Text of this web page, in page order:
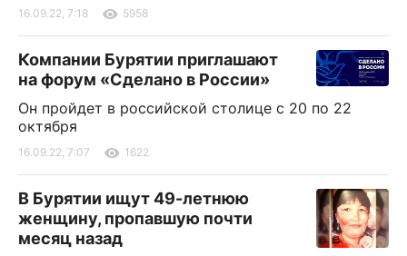
16.09.22, 7:18 5958
Компании Бурятии приглашают
на форум «Сделано в России»
Он пройдет в российской столице с 20 по 22
октября
16.09.22, 7:07 1622
В Бурятии ищут 49-летнюю
женщину, пропавшую почти
месяц назад